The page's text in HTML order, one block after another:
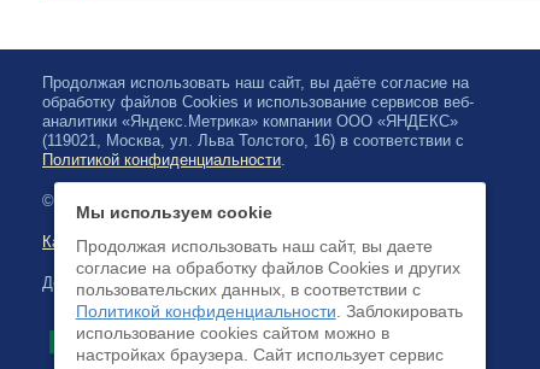
Продолжая использовать наш сайт, вы даёте согласие на
обработку файлов Cookies и использование сервисов веб-
аналитики «Яндекс.Метрика» компании ООО «ЯНДЕКС»
(119021, Москва, ул. Льва Толстого, 16) в соответствии с
Политикой конфиденциальности.
© 2026, Карельская Государственная филармония
Карта сайта
Доступна оплата банковскими картами
Мы используем cookie
Продолжая использовать наш сайт, вы даете
согласие на обработку файлов Cookies и других
пользовательских данных, в соответствии с
Политикой конфиденциальности . Заблокировать
использование cookies сайтом можно в
настройках браузера. Cайт использует сервис